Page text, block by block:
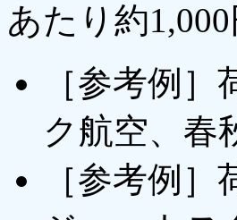
あたり約
［参考例
ク航空、春
［参考例